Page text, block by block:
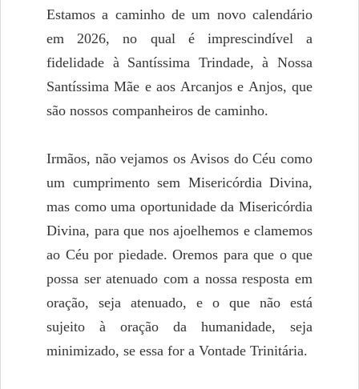
Estamos a caminho de um novo calendário
em 2026, no qual é imprescindível a
fidelidade à Santíssima Trindade, à Nossa
Santíssima Mãe e aos Arcanjos e Anjos, que
são nossos companheiros de caminho.
Irmãos, não vejamos os Avisos do Céu como
um cumprimento sem Misericórdia Divina,
mas como uma oportunidade da Misericórdia
Divina, para que nos ajoelhemos e clamemos
ao Céu por piedade. Oremos para que o que
possa ser atenuado com a nossa resposta em
oração, seja atenuado, e o que não está
sujeito à oração da humanidade, seja
minimizado, se essa for a Vontade Trinitária.